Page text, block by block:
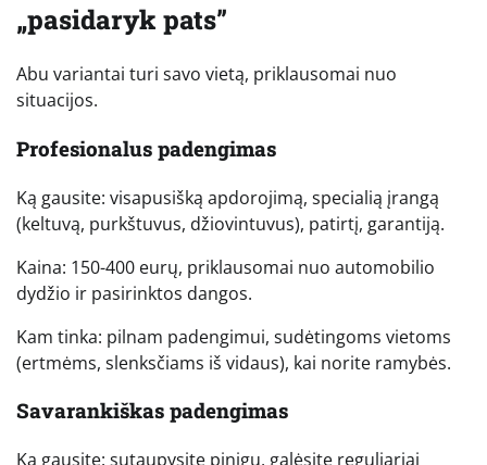
„pasidaryk pats”
Abu variantai turi savo vietą, priklausomai nuo
situacijos.
Profesionalus padengimas
Ką gausite: visapusišką apdorojimą, specialią įrangą
(keltuvą, purkštuvus, džiovintuvus), patirtį, garantiją.
Kaina: 150-400 eurų, priklausomai nuo automobilio
dydžio ir pasirinktos dangos.
Kam tinka: pilnam padengimui, sudėtingoms vietoms
(ertmėms, slenksčiams iš vidaus), kai norite ramybės.
Savarankiškas padengimas
Ką gausite: sutaupysite pinigų, galėsite reguliariai